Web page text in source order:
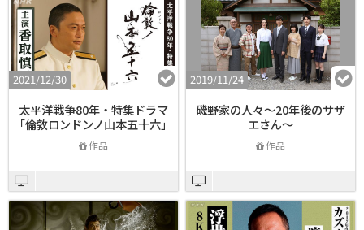
2021/12/30
太平洋戦争80年・特集ドラマ
「倫敦ロンドンノ山本五十六」
作品
2019/11/24
磯野家の人々～20年後のサザ
エさん～
作品